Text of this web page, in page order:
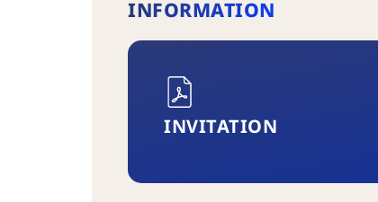
INFORMATION
INVITATION